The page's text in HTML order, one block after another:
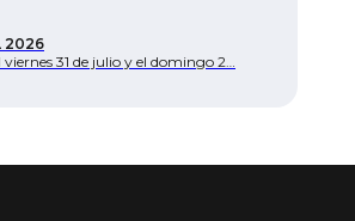
2026
viernes 31 de julio y el domingo 2…